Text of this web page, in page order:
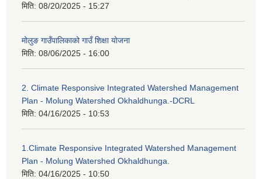
मिति: 08/20/2025 - 15:27
मोलुङ गाउँपालिकाको गाउँ शिक्षा योजना
मिति: 08/06/2025 - 16:00
2. Climate Responsive Integrated Watershed Management
Plan - Molung Watershed Okhaldhunga.-DCRL
मिति: 04/16/2025 - 10:53
1.Climate Responsive Integrated Watershed Management
Plan - Molung Watershed Okhaldhunga.
मिति: 04/16/2025 - 10:50